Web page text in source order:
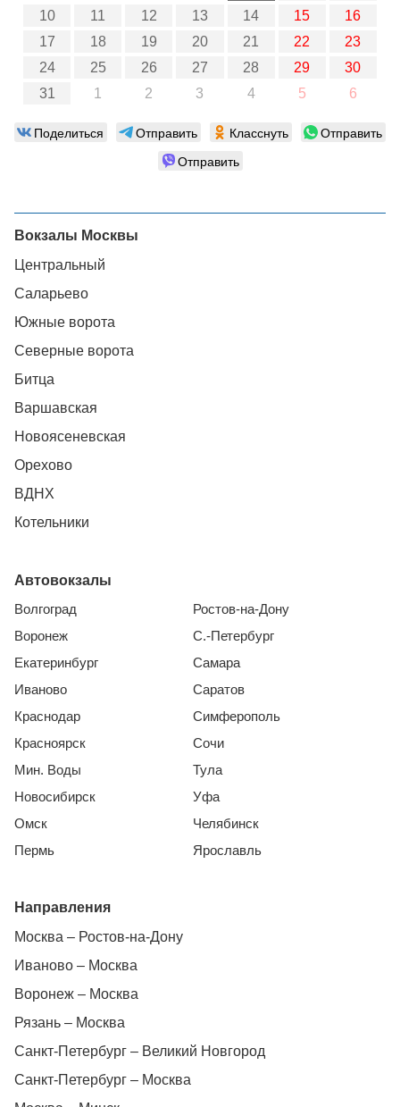
10
11 12 13 14 15
16
17
18 19 20 21 22
23
24
25 26 27 28 29
30
31
1 2 3 4 5 6
Поделиться Отправить Класснуть
Отправить
Отправить
Вокзалы Москвы
Центральный
Саларьево
Южные ворота
Северные ворота
Битца
Варшавская
Новоясеневская
Орехово
ВДНХ
Котельники
Автовокзалы
Волгоград
Воронеж
Екатеринбург
Иваново
Краснодар
Красноярск
Мин. Воды
Новосибирск
Омск
Пермь
Ростов-на-Дону
С.-Петербург
Самара
Саратов
Симферополь
Сочи
Тула
Уфа
Челябинск
Ярославль
Направления
Москва – Ростов-на-Дону
Иваново – Москва
Воронеж – Москва
Рязань – Москва
Санкт-Петербург – Великий Новгород
Санкт-Петербург – Москва